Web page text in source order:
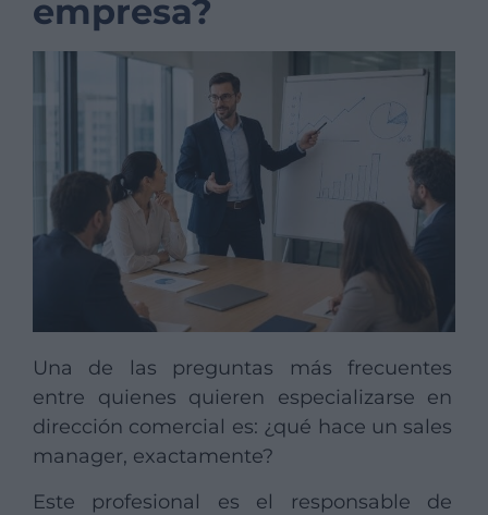
empresa?
Una de las preguntas más frecuentes
entre quienes quieren especializarse en
dirección comercial es: ¿qué hace un sales
manager, exactamente?
Este profesional es el responsable de